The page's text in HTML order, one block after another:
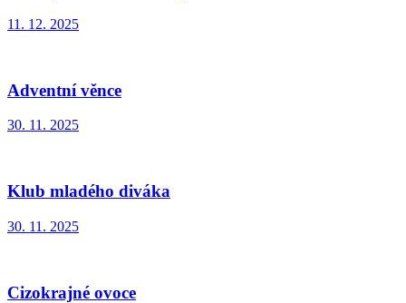
11. 12. 2025
Adventní věnce
30. 11. 2025
Klub mladého diváka
30. 11. 2025
Cizokrajné ovoce